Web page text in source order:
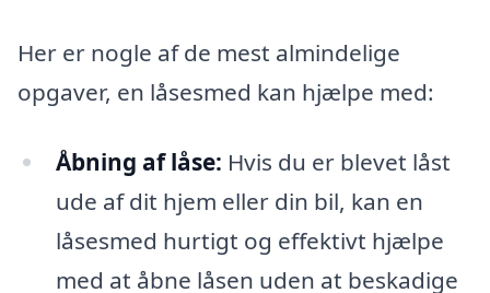
Her er nogle af de mest almindelige
opgaver, en låsesmed kan hjælpe med:
Åbning af låse: Hvis du er blevet låst
ude af dit hjem eller din bil, kan en
låsesmed hurtigt og effektivt hjælpe
med at åbne låsen uden at beskadige